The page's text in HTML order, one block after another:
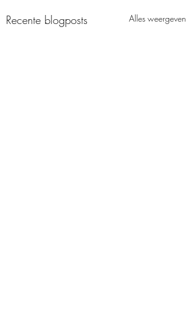
Recente blogposts Alles weergeven